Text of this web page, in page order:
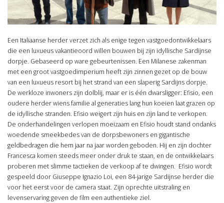
Een Italiaanse herder verzet zich als enige tegen vastgoedontwikkelaars
die een luxueus vakantieoord willen bouwen bij zijn idyllische Sardijnse
dorpje. Gebaseerd op ware gebeurtenissen. Een Milanese zakenman
met een groot vastgoedimperium heeft zijn zinnen gezet op de bouw
van een luxueus resort bij het strand van een slaperig Sardijns dorpje.
De werkloze inwoners zijn dolblij, maar er is één dwarsligger: Efisio, een
oudere herder wiens familie al generaties lang hun koeien laat grazen op
de idyllische stranden. Efisio weigert zijn huis en zijn land te verkopen.
De onderhandelingen verlopen moeizaam en Efisio houdt stand ondanks
woedende smeekbedes van de dorpsbewoners en gigantische
geldbedragen die hem jaar na jaar worden geboden. Hij en zijn dochter
Francesca komen steeds meer onder druk te staan, en de ontwikkelaars
proberen met slimme tactieken de verkoop af te dwingen. Efisio wordt
gespeeld door Giuseppe Ignazio Loi, een 84-jarige Sardijnse herder die
voor het eerst voor de camera staat. Zijn oprechte uitstraling en
levenservaring geven de film een authentieke ziel.